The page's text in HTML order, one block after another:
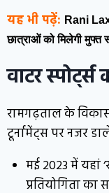
यह भी पढ़ें: Rani
छात्राओं को मिलेगी मुफ्त
वाटर
रामगढ़ताल के
टूर्नामेंट्स पर नजर
मई 2023 में यहां
प्रतियोगिता